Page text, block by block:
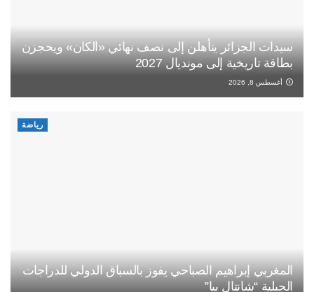
سيدات الجزائر يتأهلن إلى نصف نهائي «الكان» ويحجزن
بطاقة تاريخية إلى مونديال 2027
أغسطس 8, 2026
رياضة
المغربي إبراهيم الصباحي يفوز بالسباق الدولي للدراجات
الجبلية “شانتال بيا”